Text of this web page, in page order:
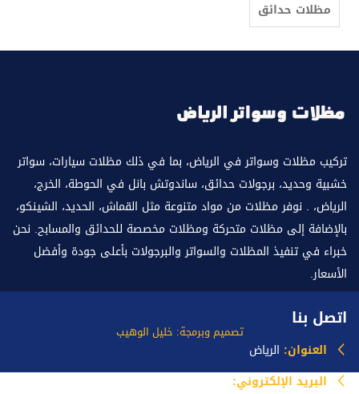
مظلات حدائق
تركيب مظلات وسواتر في الرياض، بما في ذلك مظلات سيارات، سواتر
خشبية وحديد، برجولات حدائق، ساندوتش بانل في الحوطة، الخرج،
الرياض، . نوفر مظلات من مواد متنوعة مثل القماش، الحديد، الشينكو،
بالإضافة إلى مظلات متحركة ومظلات مخصصة للحدائق والمسابح. نحن
خبراء في تنفيذ المظلات والسواتر والبرجولات بأعلى جودة وأفضل
الأسعار.
اتصل بنا
العنوان: الرياض
البريد الإلكتروني:
تصميم وبرمجة: خليل الوهيب